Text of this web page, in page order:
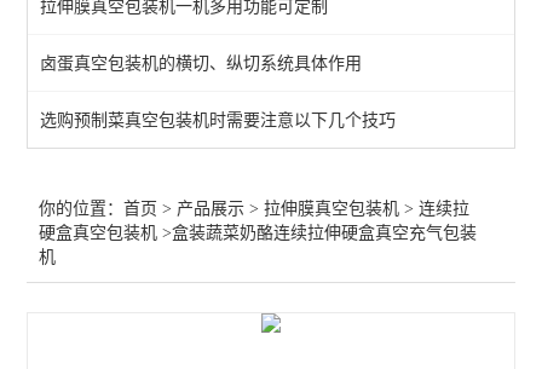
拉伸膜真空包装机一机多用功能可定制
卤蛋真空包装机的横切、纵切系统具体作用
选购预制菜真空包装机时需要注意以下几个技巧
你的位置：首页 > 产品展示 >拉伸膜真空包装机 >连续拉
硬盒真空包装机 >盒装蔬菜奶酪连续拉伸硬盒真空充气包装
机